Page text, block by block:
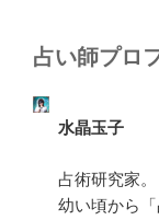
占い師プロ
水晶玉子
占術研究家。
幼い頃から